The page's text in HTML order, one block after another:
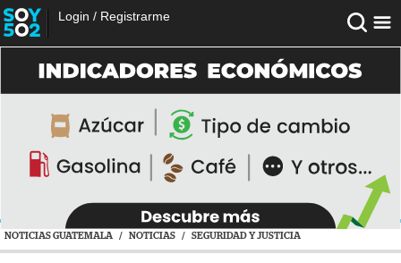
Login / Registrarme
NOTICIAS GUATEMALA / NOTICIAS / SEGURIDAD Y JUSTICIA